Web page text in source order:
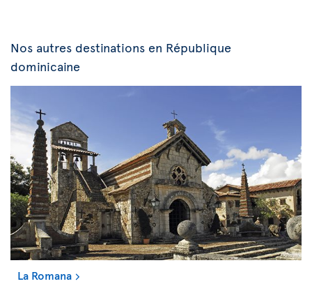
Nos autres destinations en République
dominicaine
La Romana